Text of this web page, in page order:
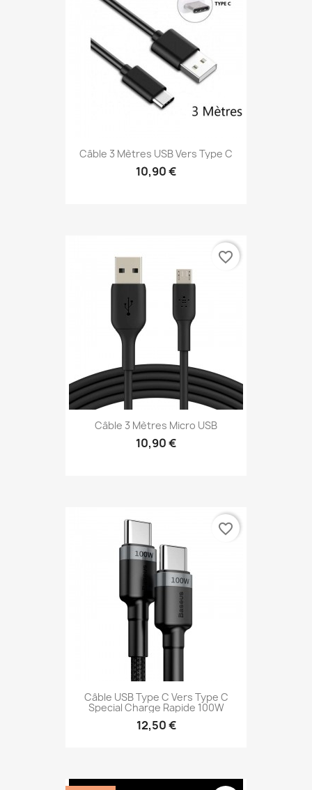
Câble 3 Mètres USB Vers Type C
10,90 €
Câble 3 Mètres Micro USB
10,90 €
favorite_border
Câble USB Type C Vers Type C
Special Charge Rapide 100W
12,50 €
favorite_border